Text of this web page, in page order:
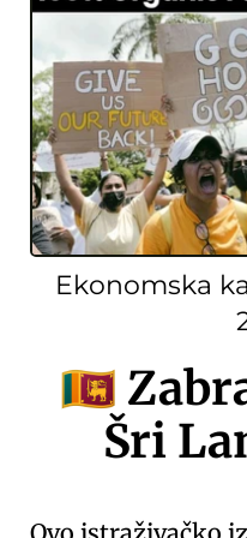
Ekonomska
🇱🇰
Šri